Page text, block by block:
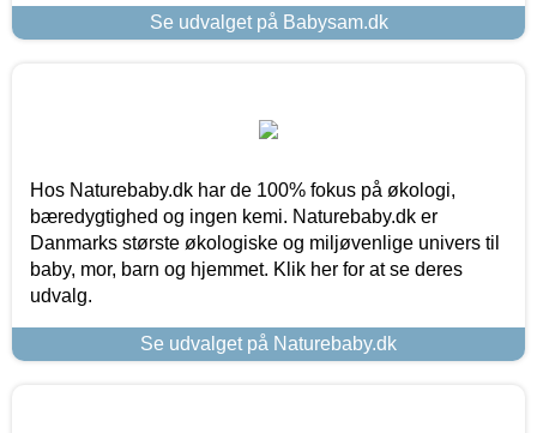
Se udvalget på Babysam.dk
Hos Naturebaby.dk har de 100% fokus på økologi,
bæredygtighed og ingen kemi. Naturebaby.dk er
Danmarks største økologiske og miljøvenlige univers til
baby, mor, barn og hjemmet. Klik her for at se deres
udvalg.
Se udvalget på Naturebaby.dk